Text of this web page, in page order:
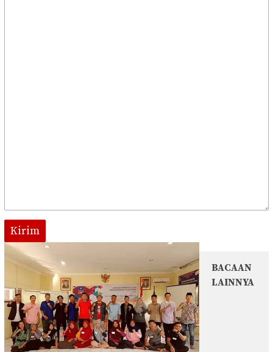
Kirim
BACAAN
LAINNYA